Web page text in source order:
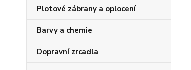
Plotové zábrany a oplocení
Barvy a chemie
Dopravní zrcadla